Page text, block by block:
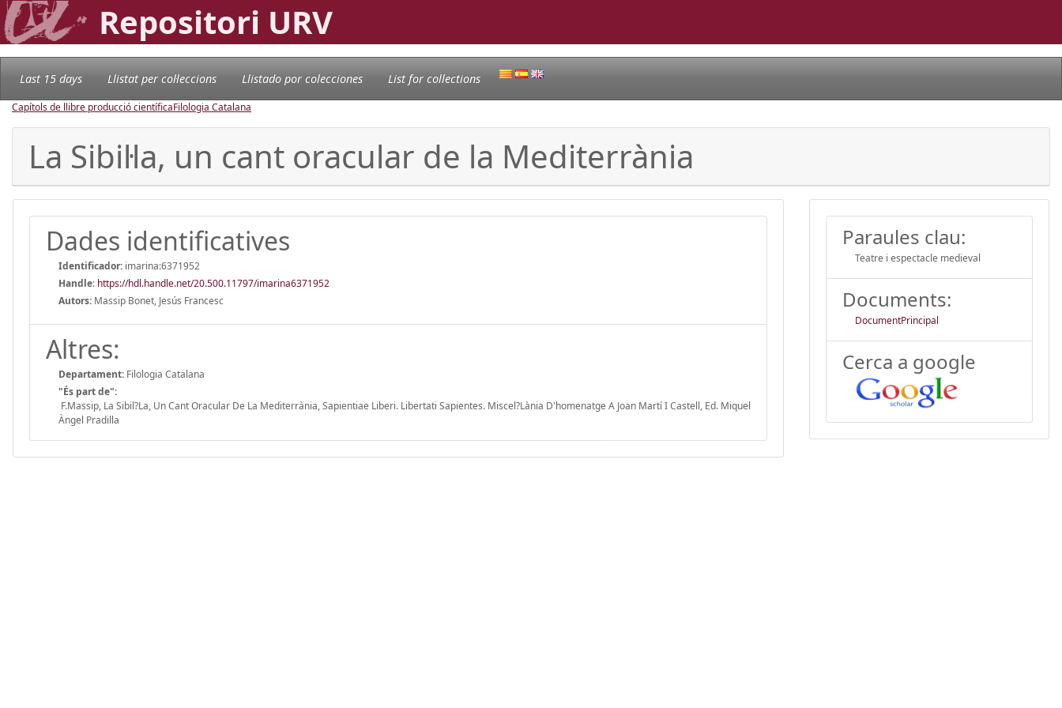
Repositori URV
Last 15 days Llistat per col·leccions Llistado por colecciones List for collections
Capítols de llibre producció científicaFilologia Catalana
La Sibil·la, un cant oracular de la Mediterrània
Dades identificatives
Identificador: imarina:6371952
Handle: https://hdl.handle.net/20.500.11797/imarina6371952
Autors: Massip Bonet, Jesús Francesc
Altres:
Departament: Filologia Catalana
"És part de":
F.Massip, La Sibil?La, Un Cant Oracular De La Mediterrània, Sapientiae Liberi. Libertati Sapientes. Miscel?Lània D'homenatge A Joan Martí I Castell, Ed. Miquel
Àngel Pradilla
Paraules clau:
Teatre i espectacle medieval
Documents:
DocumentPrincipal
Cerca a google